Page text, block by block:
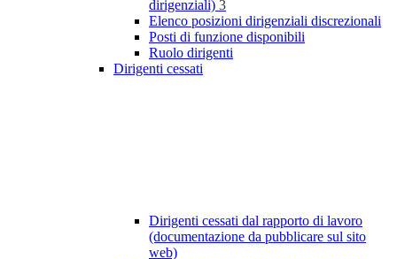
dirigenziali) 3
Elenco posizioni dirigenziali discrezionali
Posti di funzione disponibili
Ruolo dirigenti
Dirigenti cessati
Dirigenti cessati dal rapporto di lavoro
(documentazione da pubblicare sul sito
web)